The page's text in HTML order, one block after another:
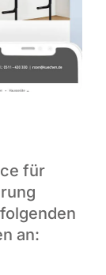
für
an: